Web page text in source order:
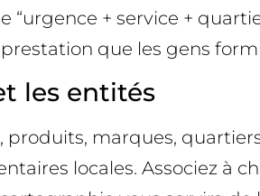
+ service +
que les gens
les entités
produits, marques,
locales. Associez à